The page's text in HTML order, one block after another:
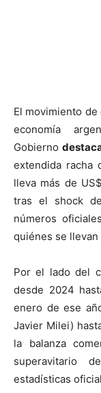
El movimiento
economía
Gobierno
extendida racha
lleva más de
tras el shock
números
quiénes se
Por el lado del
desde 2024
enero de ese
Javier Milei)
la balanza
superavitario
estadísticas